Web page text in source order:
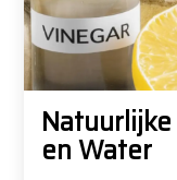
en Water